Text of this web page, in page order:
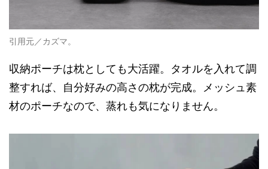
引用元／カズマ。
収納ポーチは枕としても大活躍。タオルを入れて調
整すれば、自分好みの高さの枕が完成。メッシュ素
材のポーチなので、蒸れも気になりません。